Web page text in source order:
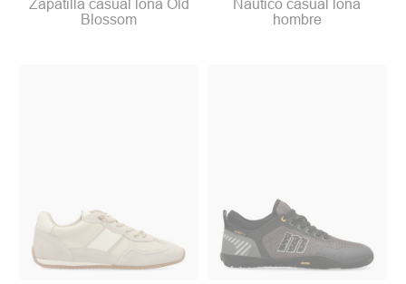
Zapatilla casual lona Old
Blossom
Náutico casual lona
hombre